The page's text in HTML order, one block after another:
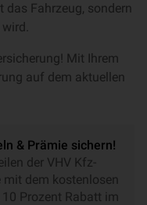
das Fahrzeug, sondern
Mit Ihrem
auf dem aktuellen
& Prämie sichern!
der VHV Kfz-
dem kostenlosen
Prozent Rabatt im